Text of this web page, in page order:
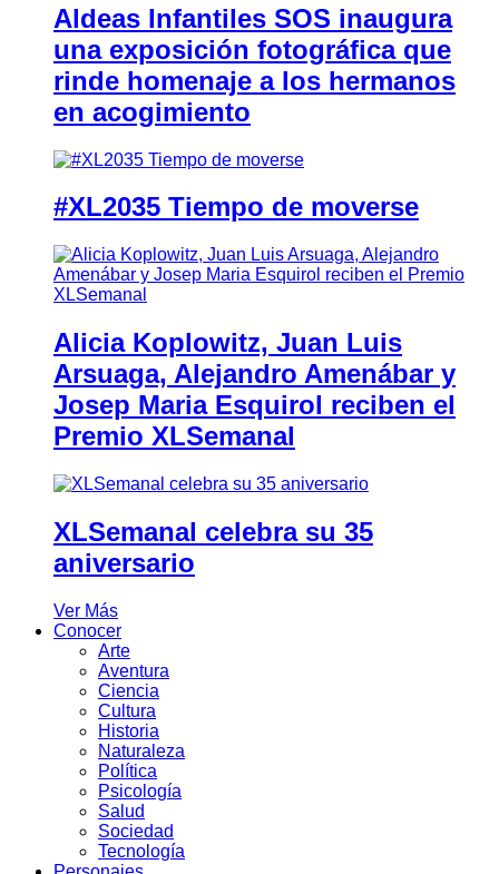
Aldeas Infantiles SOS inaugura
una exposición fotográfica que
rinde homenaje a los hermanos
en acogimiento
#XL2035 Tiempo de moverse
Alicia Koplowitz, Juan Luis
Arsuaga, Alejandro Amenábar y
Josep Maria Esquirol reciben el
Premio XLSemanal
XLSemanal celebra su 35
aniversario
Ver Más
Conocer
Arte
Aventura
Ciencia
Cultura
Historia
Naturaleza
Política
Psicología
Salud
Sociedad
Tecnología